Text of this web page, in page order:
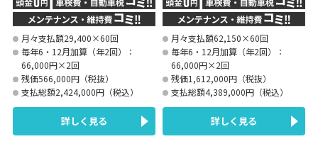
月々支払額29,400×60回
毎年6・12月加算（年2回）：
66,000円×2回
残価566,000円（税抜）
支払総額2,424,000円（税込）
詳しく見る
月々支払額62,150×60回
毎年6・12月加算（年2回）：
66,000円×2回
残価1,612,000円（税抜）
支払総額4,389,000円（税込）
詳しく見る